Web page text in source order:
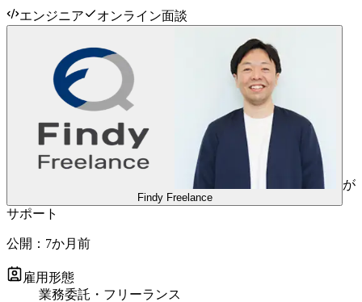
エンジニア オンライン面談
Findy Freelance
が
サポート
公開： 7か月前
雇用形態
業務委託・フリーランス